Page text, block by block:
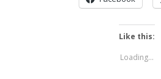
Like this:
Loading...